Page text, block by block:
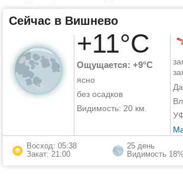
Сейчас в Вишнево
+11°C
Ощущается: +9°C
ясно
без осадков
Видимость: 20 км.
Восход: 05:38
Закат: 21:00
25 день
Видимость 18%